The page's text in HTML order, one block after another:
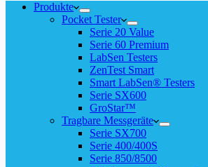
Produkte
Pocket Tester
Serie 20 Value
Serie 60 Premium
LabSen Testers
ZenTest Smart
Smart LabSen® Testers
Serie SX600
GroStar™
Tragbare Messgeräte
Serie SX700
Serie 400/400S
Serie 850/8500